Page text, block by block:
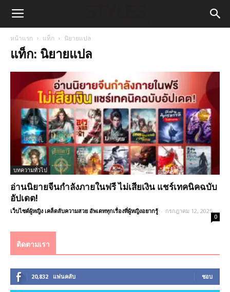
หน้าแรก แท็ก นิยายแปล
แท็ก: นิยายแปล
บทความทั่วไป
อ่านนิยายจีนกำลังภายในฟรี ไม่เสียเงิน แชร์เทคนิคฉบับ
อัปเดต!
เว็บไซต์ผู้หญิง เคล็ดลับความสวย อัพเดททุกเรื่องที่ผู้หญิงอยากรู้ - กรกฎาคม 12, 2025
0
ติดตามเรา
20,832 แฟนคลับ ชอบ